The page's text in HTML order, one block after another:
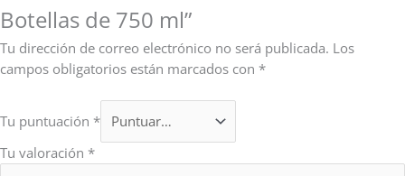
Botellas de 750 ml”
Tu dirección de correo electrónico no será publicada. Los
campos obligatorios están marcados con *
Tu puntuación *
Tu valoración *